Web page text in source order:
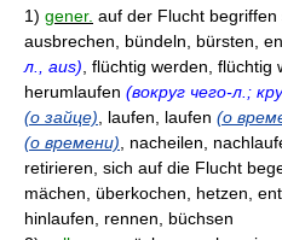
1) gener. auf der Flucht begriffen
ausbrechen, bündeln, bürsten,
л., aus) , flüchtig werden,
herumlaufen (вокруг чего-л.;
(о зайце) , laufen, laufen (о
(о времени) , nacheilen,
retirieren, sich auf die Flucht
mächen, überkochen, hetzen,
hinlaufen, rennen, büchsen